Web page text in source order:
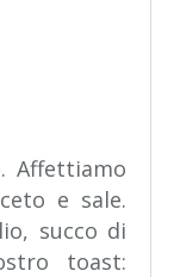
Affettiamo
e sale.
succo di
toast: